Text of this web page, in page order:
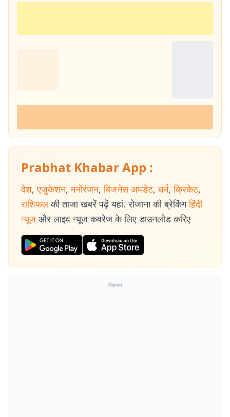
Prabhat Khabar App :
देश, एजुकेशन, मनोरंजन, बिजनेस अपडेट, धर्म, क्रिकेट,
राशिफल की ताजा खबरें पढ़ें यहां. रोजाना की ब्रेकिंग हिंदी
न्यूज और लाइव न्यूज कवरेज के लिए डाउनलोड करिए
विज्ञापन